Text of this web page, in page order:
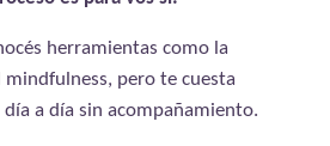
herramientas como la
mindfulness, pero te cuesta
a día sin acompañamiento.